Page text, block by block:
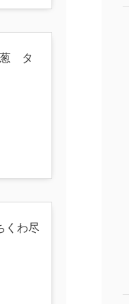
タ
くわ尽